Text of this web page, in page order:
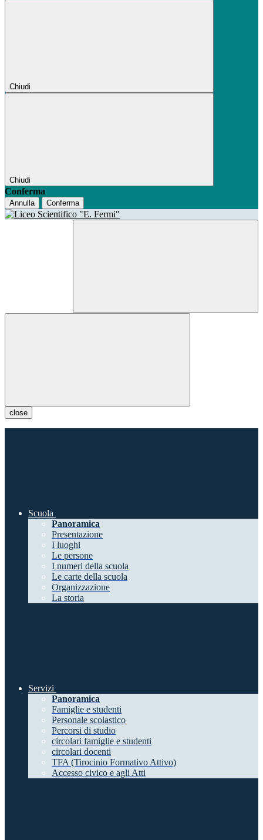
Chiudi
Chiudi
Conferma
Annulla Conferma
close
Scuola
Panoramica
Presentazione
I luoghi
Le persone
I numeri della scuola
Le carte della scuola
Organizzazione
La storia
Servizi
Panoramica
Famiglie e studenti
Personale scolastico
Percorsi di studio
circolari famiglie e studenti
circolari docenti
TFA (Tirocinio Formativo Attivo)
Accesso civico e agli Atti